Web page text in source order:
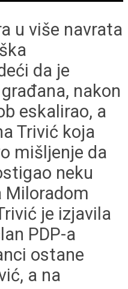
u više navrata
da je
nakon
eskalirao, a
Trivić koja
mišljenje da
neku
Miloradom
je izjavila
PDP-a
ostane
a na